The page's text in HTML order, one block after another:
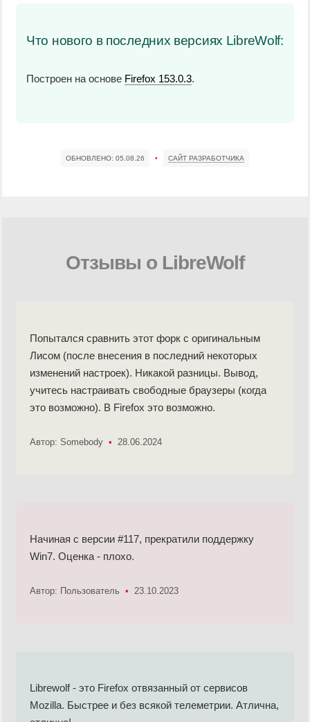
Что нового в последних версиях LibreWolf:
Построен на основе Firefox 153.0.3.
ОБНОВЛЕНО: 05.08.26 • САЙТ РАЗРАБОТЧИКА
Отзывы о LibreWolf
Попытался сравнить этот форк с оригинальным
Лисом (после внесения в последний некоторых
изменений настроек). Никакой разницы. Вывод,
учитесь настраивать свободные браузеры (когда
это возможно). В Firefox это возможно.
Автор: Somebody • 28.06.2024
Начиная с версии #117, прекратили поддержку
Win7. Оценка - плохо.
Автор: Пользователь • 23.10.2023
Librewolf - это Firefox отвязанный от сервисов
Mozilla. Быстрее и без всякой телеметрии. Атлична,